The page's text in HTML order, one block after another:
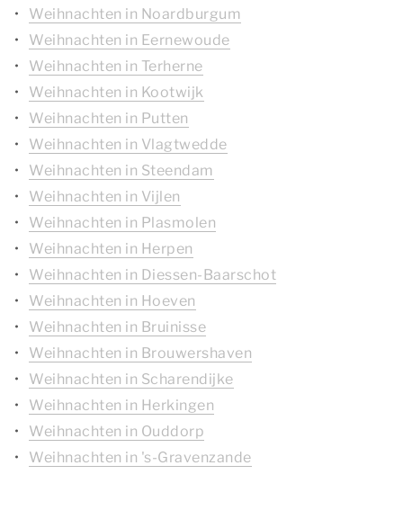
Weihnachten in Noardburgum
Weihnachten in Eernewoude
Weihnachten in Terherne
Weihnachten in Kootwijk
Weihnachten in Putten
Weihnachten in Vlagtwedde
Weihnachten in Steendam
Weihnachten in Vijlen
Weihnachten in Plasmolen
Weihnachten in Herpen
Weihnachten in Diessen-Baarschot
Weihnachten in Hoeven
Weihnachten in Bruinisse
Weihnachten in Brouwershaven
Weihnachten in Scharendijke
Weihnachten in Herkingen
Weihnachten in Ouddorp
Weihnachten in 's-Gravenzande